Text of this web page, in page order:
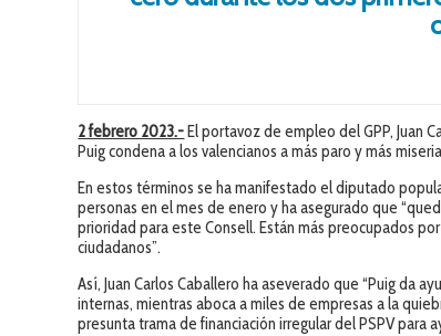
2 febrero 2023.- El portavoz de empleo del GPP, Juan
Puig condena a los valencianos a más paro y más
En estos términos se ha manifestado el diputado
personas en el mes de enero y ha asegurado que
prioridad para este Consell. Están más preocupados
ciudadanos”.
Así, Juan Carlos Caballero ha aseverado que “Puig da
internas, mientras aboca a miles de empresas a la
presunta trama de financiación irregular del PSPV para